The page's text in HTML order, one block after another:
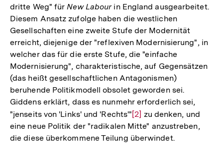
dritte Weg" für New Labourin England ausgearbeitet.
Diesem Ansatz zufolge haben die westlichen
Gesellschaften eine zweite Stufe der Modernität
erreicht, diejenige der "reflexiven Modernisierung", in
welcher das für die erste Stufe, die "einfache
Modernisierung", charakteristische, auf Gegensätzen
(das heißt gesellschaftlichen Antagonismen)
beruhende Politikmodell obsolet geworden sei.
Giddens erklärt, dass es nunmehr erforderlich sei,
"jenseits von 'Links' und 'Rechts'"Zur
Auflösung
der
[2] zu denken, und
eine neue Politik der "radikalen Mitte" anzustreben,
die diese überkommene Teilung überwindet.